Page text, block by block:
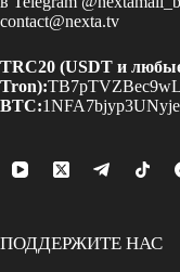
contact@nexta.tv
TRC20 (USDT и
Tron):
BTC:
ПОДДЕРЖИТЕ НАС